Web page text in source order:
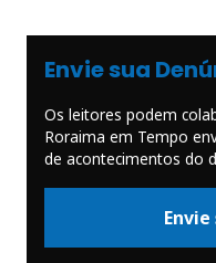
Envie sua
Os leitores podem
Roraima em Tempo
de acontecimentos do